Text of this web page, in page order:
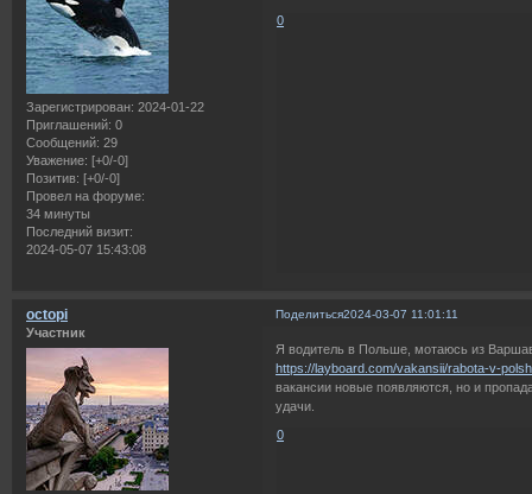
Зарегистрирован: 2024-01-22
Приглашений: 0
Сообщений: 29
Уважение: [+0/-0]
Позитив: [+0/-0]
Провел на форуме:
34 минуты
Последний визит:
2024-05-07 15:43:08
0
Поделиться2024-03-07 11:01:11
octopi
Участник
Я водитель в Польше, мотаюсь из
https://layboard.com/vakansii/rabota-v-
вакансии новые появляются, но и
удачи.
0